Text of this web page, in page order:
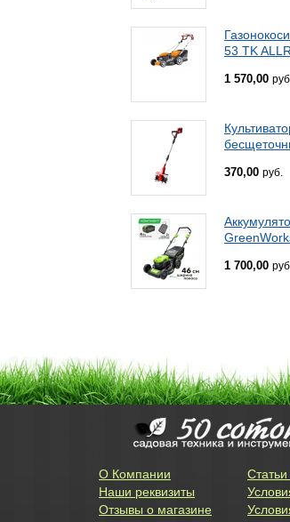
53 TK
1 570,00
370,00 руб.
1 700,00
О Компании
Наши реквизиты
Отзывы о магазине